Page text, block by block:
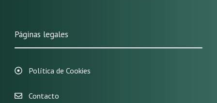
Páginas legales
Política de Cookies
Contacto